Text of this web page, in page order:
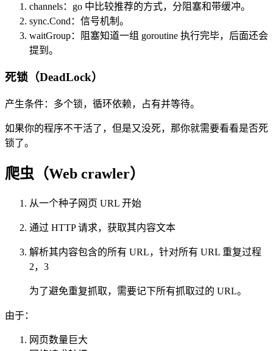
channels：go 中比较推荐的方式，分阻塞和带缓冲。
sync.Cond：信号机制。
waitGroup：阻塞知道一组 goroutine 执行完毕，后面还会
提到。
死锁（DeadLock）
产生条件：多个锁，循环依赖，占有并等待。
如果你的程序不干活了，但是又没死，那你就需要看看是否死
锁了。
爬虫（Web crawler）
从一个种子网页 URL 开始
通过 HTTP 请求，获取其内容文本
解析其内容包含的所有 URL，针对所有 URL 重复过程
2，3
为了避免重复抓取，需要记下所有抓取过的 URL。
由于：
网页数量巨大